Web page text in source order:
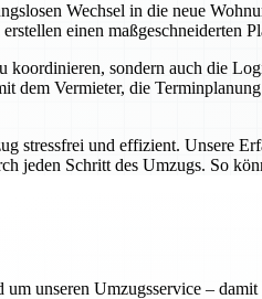
Wechsel in die neue
einen
sondern auch die
dem Vermieter, die
stressfrei und effizient. Unsere
jeden Schritt des Umzugs. So
unseren Umzugsservice – damit